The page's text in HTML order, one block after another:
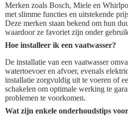
Merken zoals Bosch, Miele en
met slimme functies en uitstekende
Deze merken staan bekend om hun
waardoor ze favoriet zijn onder
Hoe installeer ik een vaatwasser?
De installatie van een vaatwasser
watertoevoer en afvoer, evenals
installatie zorgvuldig uit te voeren of
schakelen om optimale werking te
problemen te voorkomen.
Wat zijn enkele onderhoudstips